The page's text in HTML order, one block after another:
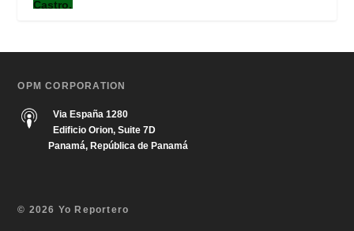
OPM CORPORATION
Via España 1280
Edificio Orion, Suite 7D
Panamá, República de Panamá
© 2026 Yo Reportero